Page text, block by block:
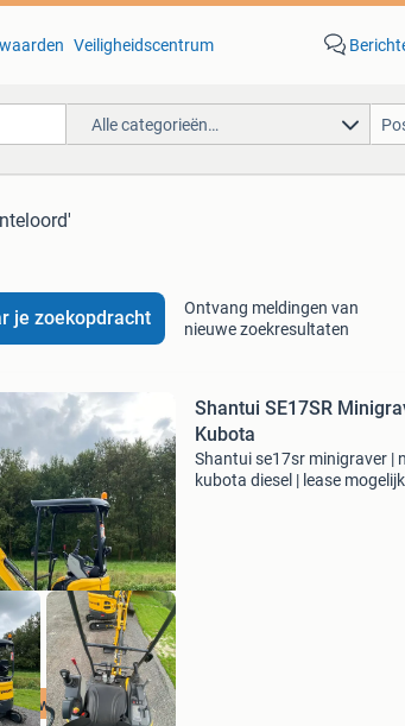
Veiligheidscentrum
Alle categorieën…
je zoekopdracht
Ontvang meldingen van
nieuwe zoekresultaten
kwaliteit
Shantui SE17SR
Kubota
Shantui se17sr minigraver |
kubota diesel | lease